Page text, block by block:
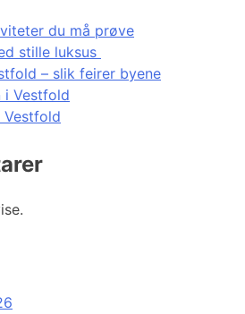
du må prøve
stille luksus
– slik feirer byene
i Vestfold
Vestfold